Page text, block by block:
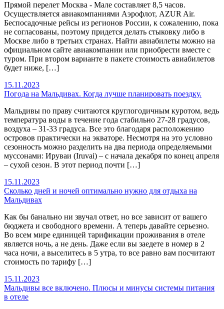
Прямой перелет Москва - Мале составляет 8,5 часов.
Осуществляется авиакомпаниями Аэрофлот, AZUR Air.
Беспосадочные рейсы из регионов России, к сожалению, пока
не согласованы, поэтому придется делать стыковку либо в
Москве либо в третьих странах. Найти авиабилеты можно на
официальном сайте авиакомпании или приобрести вместе с
туром. При втором варианте в пакете стоимость авиабилетов
будет ниже, […]
15.11.2023
Погода на Мальдивах. Когда лучше планировать поездку.
Мальдивы по праву считаются круглогодичным куротом, ведь
температура воды в течение года стабильно 27-28 градусов,
воздуха – 31-33 градуса. Все это благодаря расположению
островов практически на экваторе. Несмотря на это условно
сезонность можно разделить на два периода определяемыми
муссонами: Ируваи (Iruvai) – с начала декабря по конец апреля
– сухой сезон. В этот период почти […]
15.11.2023
Сколько дней и ночей оптимально нужно для отдыха на
Мальдивах
Как бы банально ни звучал ответ, но все зависит от вашего
бюджета и свободного времени. А теперь давайте серьезно.
Во всем мире единицей тарификации проживания в отеле
является ночь, а не день. Даже если вы заедете в номер в 2
часа ночи, а выселитесь в 5 утра, то все равно вам посчитают
стоимость по тарифу […]
15.11.2023
Мальдивы все включено. Плюсы и минусы системы питания
в отеле